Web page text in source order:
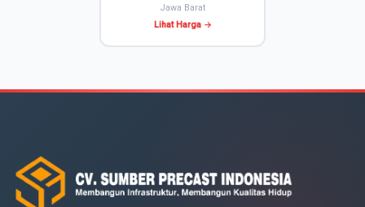
Jawa Barat
Lihat Harga →